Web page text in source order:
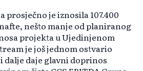
prosječno je iznosila 107.400
nešto manje od planiranog
projekta u Ujedinjenom
je još jednom ostvario
dalje daje glavni doprinos